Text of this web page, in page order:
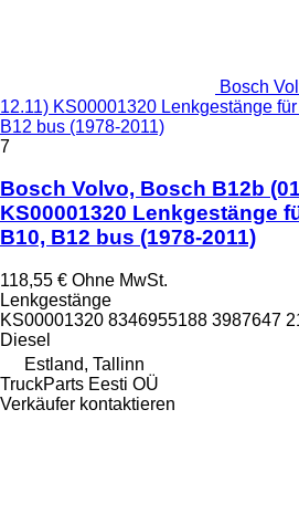
Bosch
12.11) KS00001320 Lenkgestänge
B12 bus (1978-2011)
7
Bosch Volvo, Bosch B12b
KS00001320 Lenkgestänge
B10, B12 bus (1978-2011)
118,55 € Ohne MwSt.
Lenkgestänge
KS00001320 8346955188 3987647
Diesel
Estland, Tallinn
TruckParts Eesti OÜ
Verkäufer kontaktieren